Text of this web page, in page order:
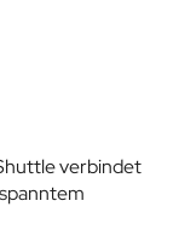
verbindet